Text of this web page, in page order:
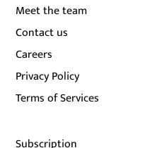
Meet the team
Contact us
Careers
Privacy Policy
Terms of Services
Subscription